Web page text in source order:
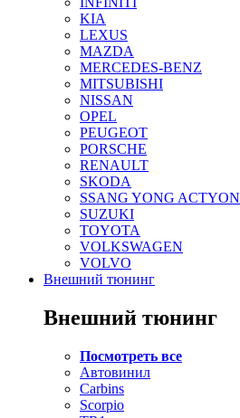
KIA
LEXUS
MAZDA
MERCEDES-BENZ
MITSUBISHI
NISSAN
OPEL
PEUGEOT
PORSCHE
RENAULT
SKODA
SSANG YONG ACTYON
SUZUKI
TOYOTA
VOLKSWAGEN
VOLVO
Внешний тюнинг
Внешний тюнинг
Посмотреть все
Автовинил
Carbins
Scorpio